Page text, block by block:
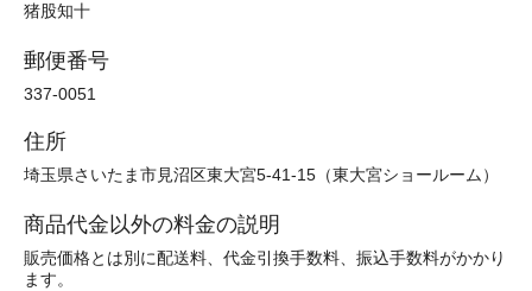
猪股知十
郵便番号
337-0051
住所
埼玉県さいたま市見沼区東大宮5-41-15（東大宮ショールーム）
商品代金以外の料金の説明
販売価格とは別に配送料、代金引換手数料、振込手数料がかかり
ます。